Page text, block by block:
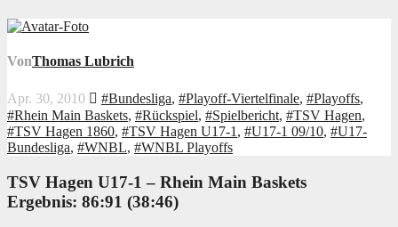
VonThomas Lubrich
Apr. 30, 2010 #Bundesliga, #Playoff-Viertelfinale, #Playoffs,
#Rhein Main Baskets, #Rückspiel, #Spielbericht, #TSV Hagen,
#TSV Hagen 1860, #TSV Hagen U17-1, #U17-1 09/10, #U17-
Bundesliga, #WNBL, #WNBL Playoffs
TSV Hagen U17-1 – Rhein Main Baskets
Ergebnis: 86:91 (38:46)